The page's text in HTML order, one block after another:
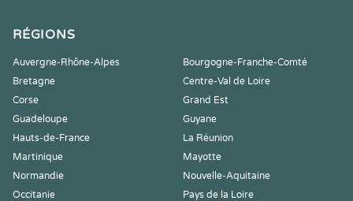
RÉGIONS
Auvergne-Rhône-Alpes
Bourgogne-Franche-Comté
Bretagne
Centre-Val de Loire
Corse
Grand Est
Guadeloupe
Guyane
Hauts-de-France
La Réunion
Martinique
Mayotte
Normandie
Nouvelle-Aquitaine
Occitanie
Pays de la Loire